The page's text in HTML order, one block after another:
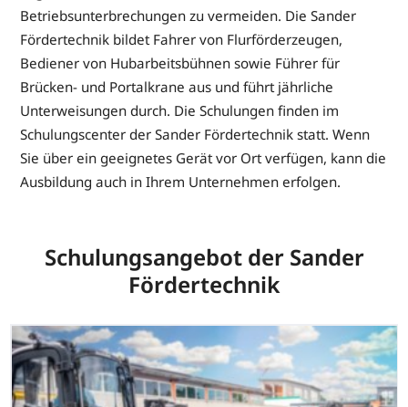
Betriebsunterbrechungen zu vermeiden. Die Sander
Fördertechnik bildet Fahrer von Flurförderzeugen,
Bediener von Hubarbeitsbühnen sowie Führer für
Brücken- und Portalkrane aus und führt jährliche
Unterweisungen durch. Die Schulungen finden im
Schulungscenter der Sander Fördertechnik statt. Wenn
Sie über ein geeignetes Gerät vor Ort verfügen, kann die
Ausbildung auch in Ihrem Unternehmen erfolgen.
Schulungsangebot der Sander
Fördertechnik